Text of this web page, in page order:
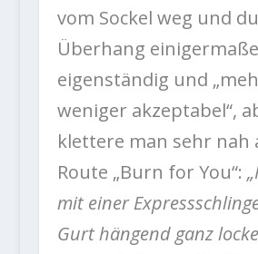
vom Sockel weg und
Überhang
eigenständig und
weniger akzeptabel“,
klettere man sehr nah
Route „Burn for You“:
mit einer
Gurt hängend ganz